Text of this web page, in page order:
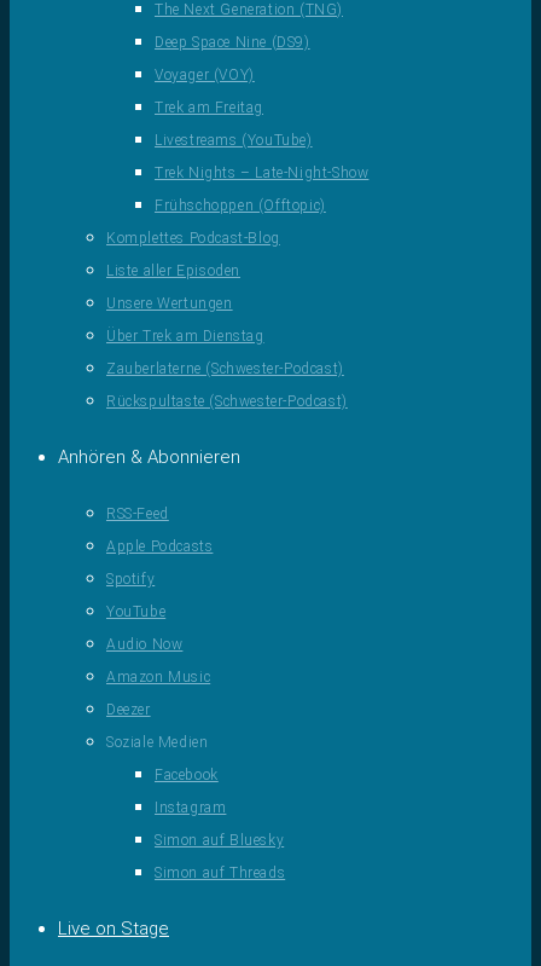
The Next Generation (TNG)
Deep Space Nine (DS9)
Voyager (VOY)
Trek am Freitag
Livestreams (YouTube)
Trek Nights – Late-Night-Show
Frühschoppen (Offtopic)
Komplettes Podcast-Blog
Liste aller Episoden
Unsere Wertungen
Über Trek am Dienstag
Zauberlaterne (Schwester-Podcast)
Rückspultaste (Schwester-Podcast)
Anhören & Abonnieren
RSS-Feed
Apple Podcasts
Spotify
YouTube
Audio Now
Amazon Music
Deezer
Soziale Medien
Facebook
Instagram
Simon auf Bluesky
Simon auf Threads
Live on Stage